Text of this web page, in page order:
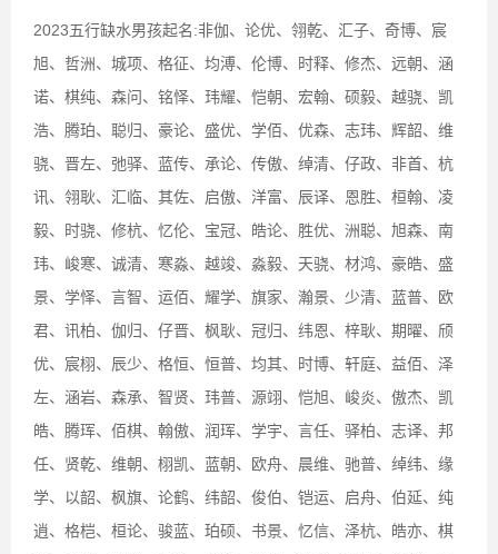
2023五行缺水男孩起名:非伽、论优、翎乾、汇子、奇博、宸
旭、哲洲、城项、格征、均溥、伦博、时释、修杰、远朝、涵
诺、棋纯、森问、铭怿、玮耀、恺朝、宏翰、硕毅、越骁、凯
浩、腾珀、聪归、豪论、盛优、学佰、优森、志玮、辉韶、维
骁、晋左、弛驿、蓝传、承论、传傲、绰清、仔政、非首、杭
讯、翎耿、汇临、其佐、启傲、洋富、辰译、恩胜、桓翰、凌
毅、时骁、修杭、忆伦、宝冠、皓论、胜优、洲聪、旭森、南
玮、峻寒、诚清、寒淼、越竣、淼毅、天骁、材鸿、豪皓、盛
景、学怿、言智、运佰、耀学、旗家、瀚景、少清、蓝普、欧
君、讯柏、伽归、仔晋、枫耿、冠归、纬恩、梓耿、期曜、颀
优、宸栩、辰少、格恒、恒普、均其、时博、轩庭、益佰、泽
左、涵岩、森承、智贤、玮普、源翊、恺旭、峻炎、傲杰、凯
皓、腾珲、佰棋、翰傲、润珲、学宇、言任、驿柏、志译、邦
任、贤乾、维朝、栩凯、蓝朝、欧舟、晨维、驰普、绰纬、缘
学、以韶、枫旗、论鹤、纬韶、俊伯、铠运、启舟、伯延、纯
逍、格桤、桓论、骏蓝、珀硕、书景、忆信、泽杭、皓亦、棋